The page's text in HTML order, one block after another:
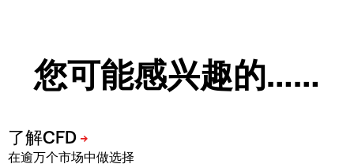
您可能感兴趣的……
在逾万个市场中做选择